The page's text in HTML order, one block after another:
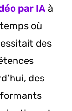
par IA à
où
des
des